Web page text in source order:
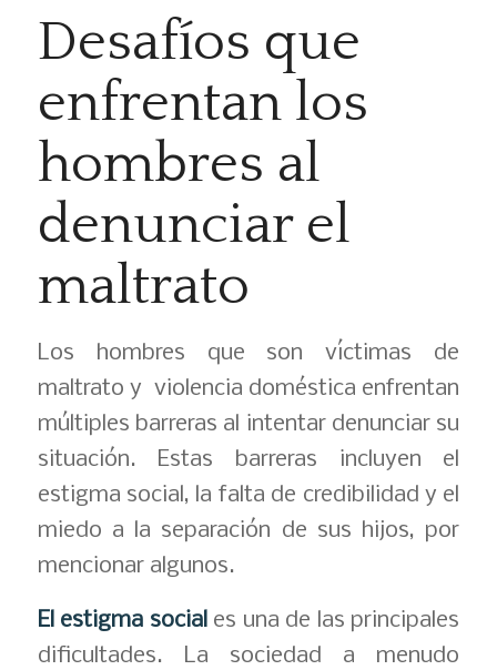
Desafíos que
enfrentan los
hombres al
denunciar el
maltrato
Los hombres que son víctimas de
maltrato y violencia doméstica enfrentan
múltiples barreras al intentar denunciar su
situación. Estas barreras incluyen el
estigma social, la falta de credibilidad y el
miedo a la separación de sus hijos, por
mencionar algunos.
El estigma social es una de las principales
dificultades. La sociedad a menudo